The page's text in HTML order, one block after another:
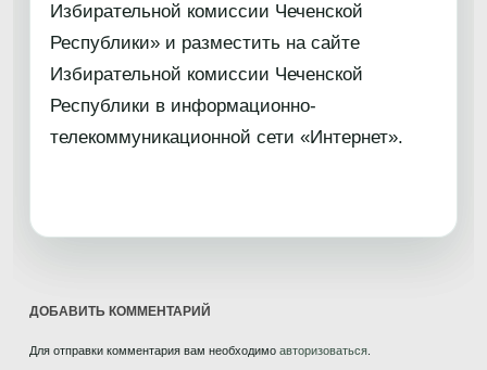
Избирательной комиссии Чеченской
Республики» и разместить на сайте
Избирательной комиссии Чеченской
Республики в информационно-
телекоммуникационной сети «Интернет».
ДОБАВИТЬ КОММЕНТАРИЙ
Для отправки комментария вам необходимо авторизоваться